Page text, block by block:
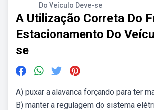
Do Veículo Deve-se
A Utilização Correta Do
Estacionamento Do
se
A) puxar a alavanca forçando para ter
B) manter a regulagem do sistema